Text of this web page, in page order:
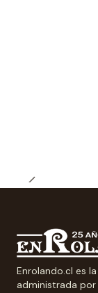
Enrolando.cl es
administrada por